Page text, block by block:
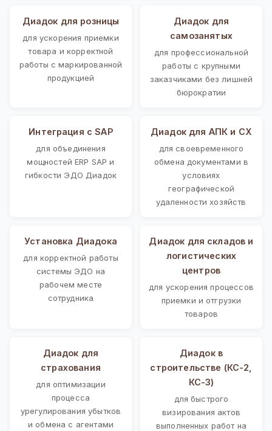
Диадок для розницы
для ускорения приемки
товара и корректной
работы с маркированной
продукцией
Диадок для
самозанятых
для профессиональной
работы с крупными
заказчиками без лишней
бюрократии
Интеграция с SAP
для объединения
мощностей ERP SAP и
гибкости ЭДО Диадок
Диадок для АПК и СХ
для своевременного
обмена документами в
условиях
географической
удаленности хозяйств
Установка Диадока
для корректной работы
системы ЭДО на
рабочем месте
сотрудника
Диадок для складов и
логистических
центров
для ускорения процессов
приемки и отгрузки
товаров
Диадок для
страхования
для оптимизации
процесса
урегулирования убытков
и обмена с агентами
Диадок в
строительстве (КС-2,
КС-3)
для быстрого
визирования актов
выполненных работ на